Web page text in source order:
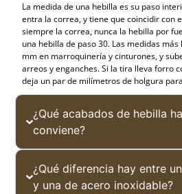
La medida de una hebilla es su paso
entra la correa, y tiene que coincidir con
siempre la correa, nunca la hebilla por
una hebilla de paso 30. Las medidas
mm en marroquinería y cinturones, y
arreos y enganches. Si la tira lleva forro
deja un par de milímetros de holgura
¿Qué acabados de hebilla
conviene?
¿Qué diferencia hay entre
y una de acero inoxidable?